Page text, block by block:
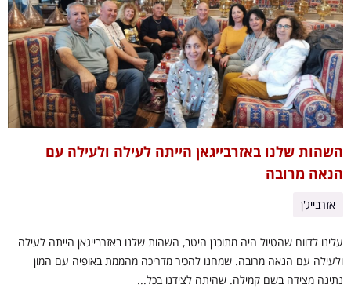
השהות שלנו באזרבייגאן הייתה לעילה ולעילה עם
הנאה מרובה
אזרבייג'ן
עלינו לדווח שהטיול היה מתוכנן היטב, השהות שלנו באזרבייגאן הייתה לעילה
ולעילה עם הנאה מרובה. שמחנו להכיר מדריכה מהממת באופיה עם המון
נתינה מצידה בשם קמילה. שהיתה לצידנו בכל...